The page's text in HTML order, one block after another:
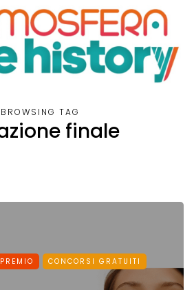
BROWSING TAG
finale
CONCORSI GRATUITI